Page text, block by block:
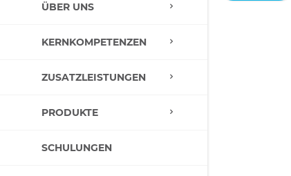
ÜBER UNS
KERNKOMPETENZEN
ZUSATZLEISTUNGEN
PRODUKTE
SCHULUNGEN